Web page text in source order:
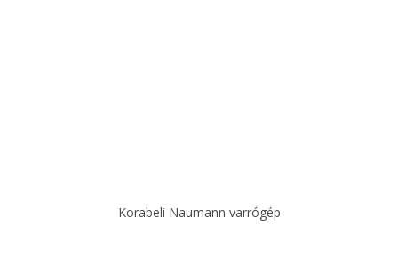
Korabeli Naumann varrógép